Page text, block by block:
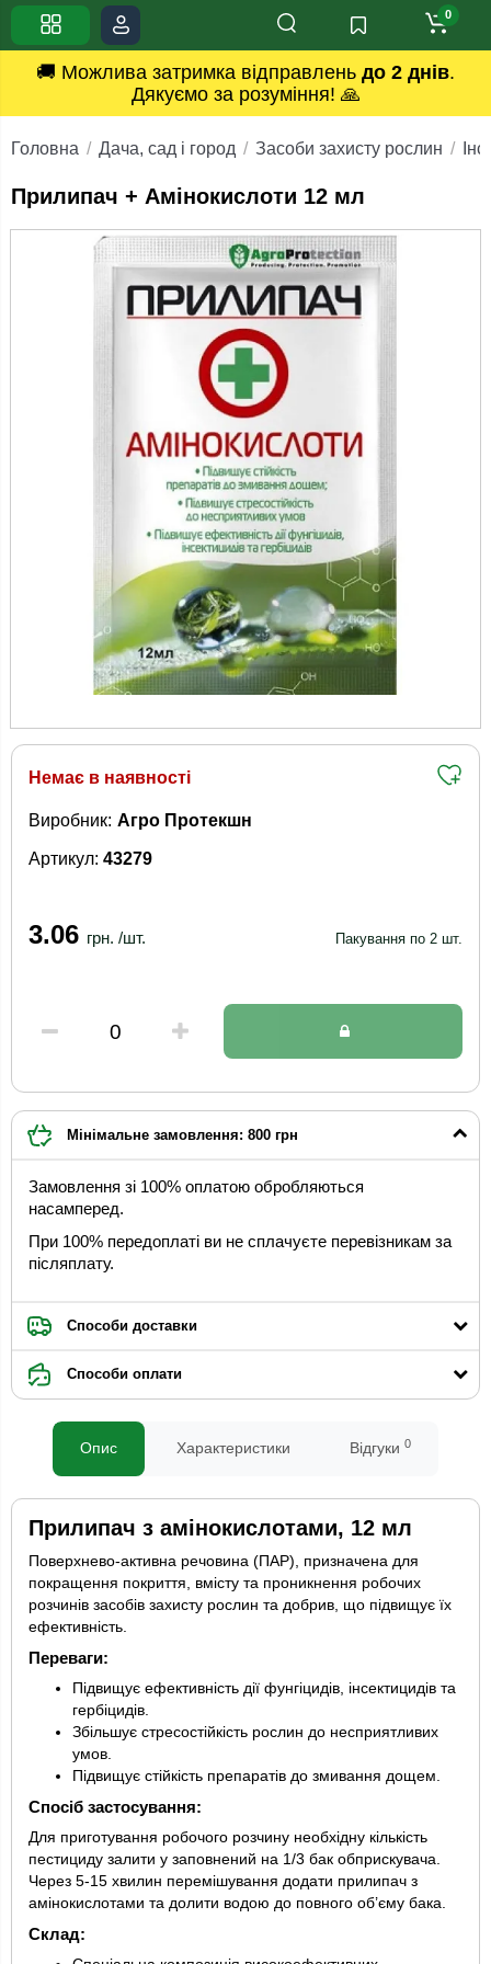
🚚 Можлива затримка відправлень до 2 днів.
Дякуємо за розуміння! 🙏
0
Головна Дача, сад і город Засоби захисту рослин
Прилипач + Амінокислоти 12 мл
Немає в наявності
Артикул: 43279
Виробник: Агро Протекшн
3.06 грн. /шт. Пакування по 2 шт.
Мінімальне замовлення: 800 грн
Замовлення зі 100% оплатою обробляються
насамперед.
При 100% передоплаті ви не сплачуєте перевізникам за
післяплату.
Способи доставки
Способи оплати
Опис Характеристики Відгуки 0
Прилипач з амінокислотами, 12 мл
Поверхнево-активна речовина (ПАР), призначена для
покращення покриття, вмісту та проникнення робочих
розчинів засобів захисту рослин та добрив, що підвищує їх
ефективність.
Переваги:
Підвищує ефективність дії фунгіцидів, інсектицидів та
гербіцидів.
Збільшує стресостійкість рослин до несприятливих
умов.
Підвищує стійкість препаратів до змивання дощем.
Спосіб застосування:
Для приготування робочого розчину необхідну кількість
пестициду залити у заповнений на 1/3 бак обприскувача.
Через 5-15 хвилин перемішування додати прилипач з
амінокислотами та долити водою до повного об’єму бака.
Склад: